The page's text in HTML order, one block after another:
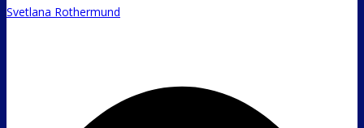
Svetlana Rothermund